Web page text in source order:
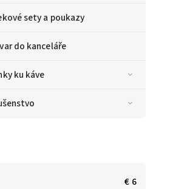
sety a poukazy
do kanceláře
ku káve
€ 6